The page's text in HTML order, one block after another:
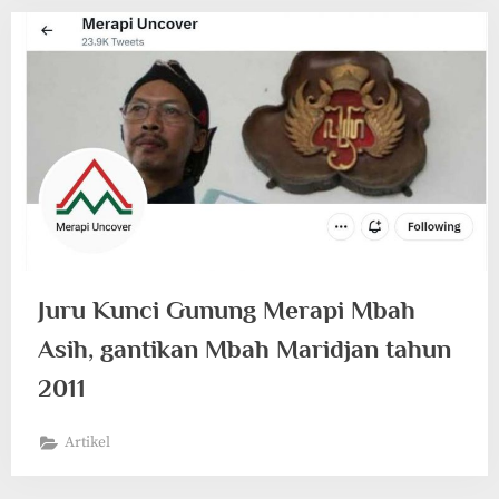
Juru Kunci Gunung Merapi Mbah
Asih, gantikan Mbah Maridjan tahun
2011
Artikel